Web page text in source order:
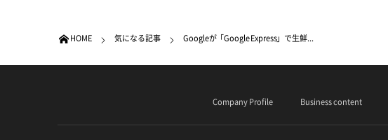
HOME 気になる記事 Googleが「Google Express」で生鮮...
Company Profile Business content